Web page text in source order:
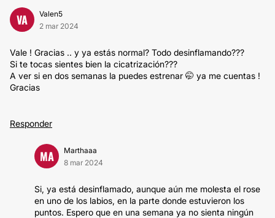
VA
Valen5
2 mar 2024
Vale ! Gracias .. y ya estás normal? Todo desinflamando???
Si te tocas sientes bien la cicatrización???
A ver si en dos semanas la puedes estrenar 🤭 ya me cuentas !
Gracias
Responder
MA
Marthaaa
8 mar 2024
Si, ya está desinflamado, aunque aún me molesta el rose
en uno de los labios, en la parte donde estuvieron los
puntos. Espero que en una semana ya no sienta ningún